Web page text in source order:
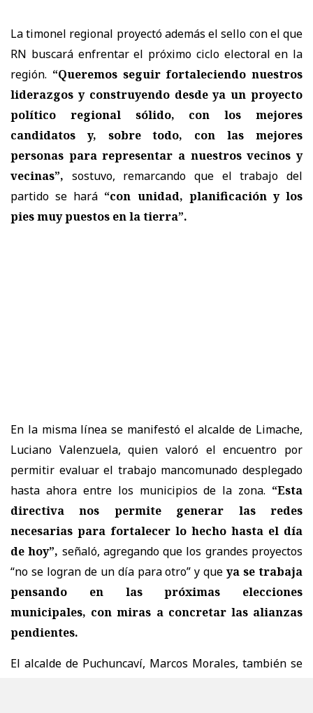
La timonel regional proyectó además el sello con el que
RN buscará enfrentar el próximo ciclo electoral en la
región. “Queremos seguir fortaleciendo nuestros
liderazgos y construyendo desde ya un proyecto
político regional sólido, con los mejores
candidatos y, sobre todo, con las mejores
personas para representar a nuestros vecinos y
vecinas”, sostuvo, remarcando que el trabajo del
partido se hará “con unidad, planificación y los
pies muy puestos en la tierra”.
En la misma línea se manifestó el alcalde de Limache,
Luciano Valenzuela, quien valoró el encuentro por
permitir evaluar el trabajo mancomunado desplegado
hasta ahora entre los municipios de la zona. “Esta
directiva nos permite generar las redes
necesarias para fortalecer lo hecho hasta el día
de hoy”, señaló, agregando que los grandes proyectos
“no se logran de un día para otro” y queya se trabaja
pensando en las próximas elecciones
municipales, con miras a concretar las alianzas
pendientes.
El alcalde de Puchuncaví, Marcos Morales, también se